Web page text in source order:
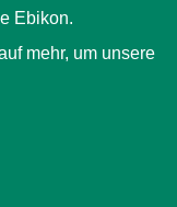
Ebikon.
mehr, um unsere